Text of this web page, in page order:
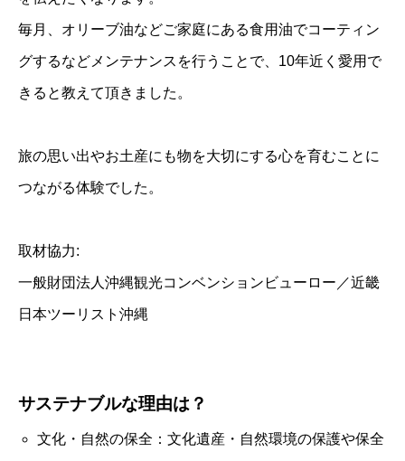
毎月、オリーブ油などご家庭にある食用油でコーティン
グするなどメンテナンスを行うことで、10年近く愛用で
きると教えて頂きました。
旅の思い出やお土産にも物を大切にする心を育むことに
つながる体験でした。
取材協力:
一般財団法人沖縄観光コンベンションビューロー／近畿
日本ツーリスト沖縄
サステナブルな理由は？
文化・自然の保全：文化遺産・自然環境の保護や保全